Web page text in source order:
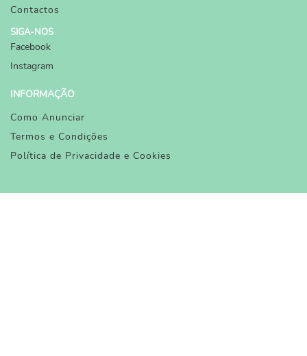
Contactos
SIGA-NOS
Facebook
Instagram
INFORMAÇÃO
Como Anunciar
Termos e Condições
Política de Privacidade e Cookies